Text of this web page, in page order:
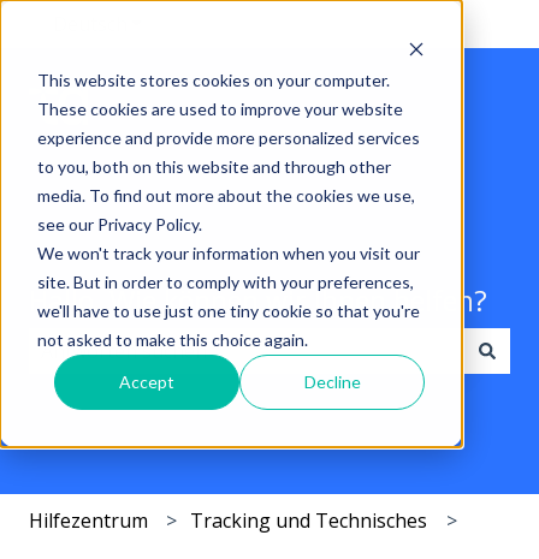
This website stores cookies on your computer.
These cookies are used to improve your website
experience and provide more personalized services
to you, both on this website and through other
media. To find out more about the cookies we use,
see our Privacy Policy.
We won't track your information when you visit our
site. But in order to comply with your preferences,
we'll have to use just one tiny cookie so that you're
not asked to make this choice again.
Accept Decline
Hallo. Wie können wir Ihnen helfen?
Es gibt keine Vorschläge, da das Suchfeld leer ist.
Hilfezentrum Tracking und Technisches